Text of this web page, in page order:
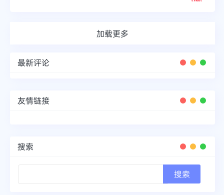
加载更多
最新评论
友情链接
搜索